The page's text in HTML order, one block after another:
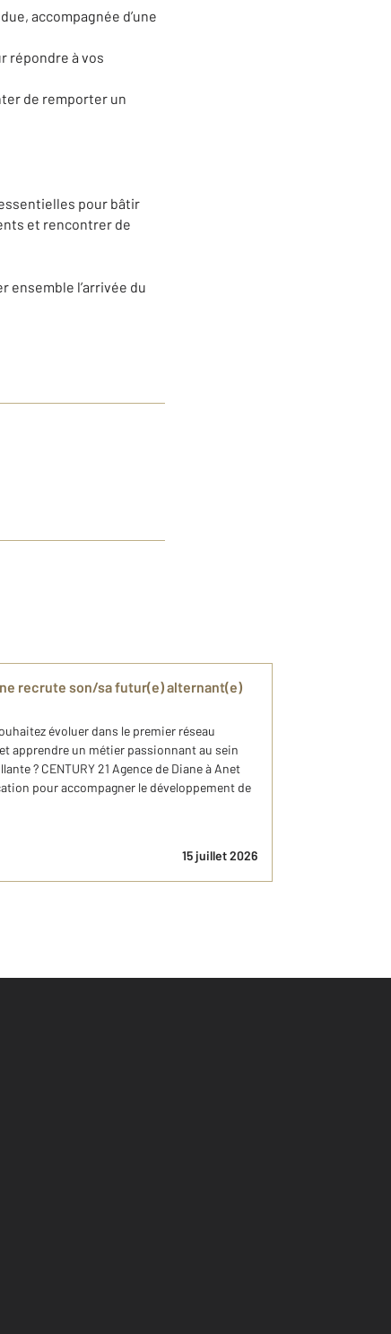
accompagnée d’une
répondre à vos
de remporter un
pour bâtir
et rencontrer de
ensemble l’arrivée du
recrute son/sa futur(e) alternant(e)
évoluer dans le premier réseau
apprendre un métier passionnant au sein
? CENTURY 21 Agence de Diane à Anet
pour accompagner le développement de
15 juillet 2026